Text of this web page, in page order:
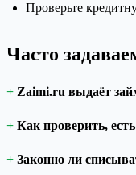
Проверьте
Часто
Zaimi.ru выдаёт
Как проверить,
Законно ли